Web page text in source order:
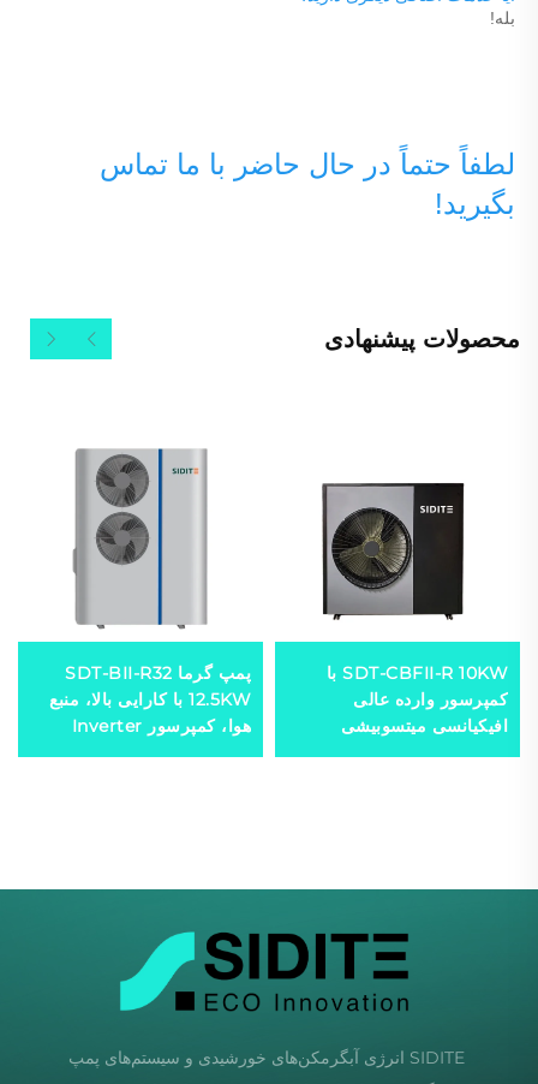
بله!
بگیرید!
محصولات پیشنهادی
SDT-CBFII-R 10KW با
کمپرسور وارده عالی
افیکیانسی میتسوبیشی
پمپ گرما SDT-BII-R32
12.5KW با کارایی بالا، منبع
هوا، کمپرسور Inverter
SIDITE انرژی آبگرمکن‌های خورشیدی و سیستم‌های پمپ